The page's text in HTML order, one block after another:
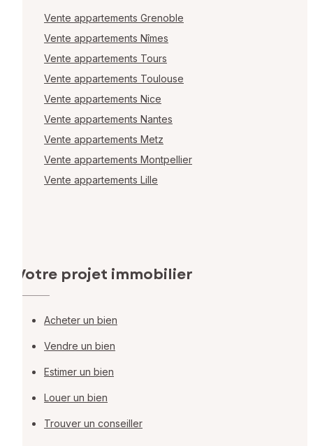
Vente appartements Grenoble
Vente appartements Nîmes
Vente appartements Tours
Vente appartements Toulouse
Vente appartements Nice
Vente appartements Nantes
Vente appartements Metz
Vente appartements Montpellier
Vente appartements Lille
Votre projet immobilier
Acheter un bien
Vendre un bien
Estimer un bien
Louer un bien
Trouver un conseiller